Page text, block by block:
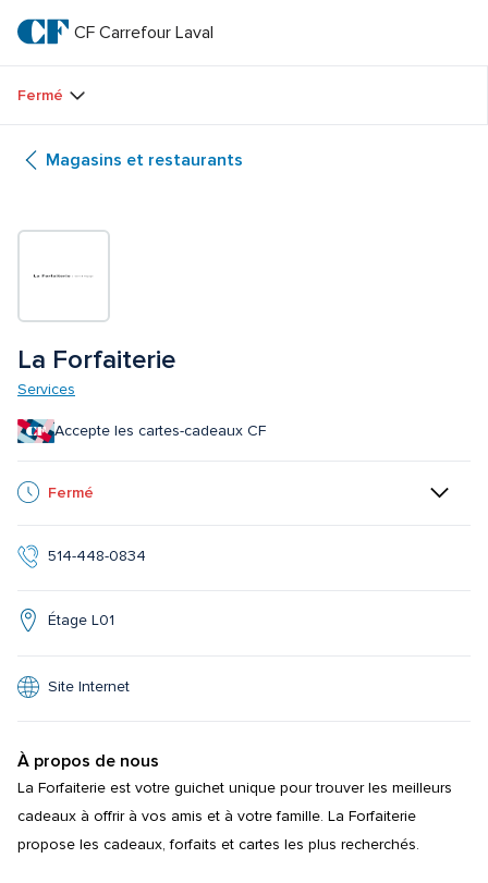
texte
principal
CF
Carrefour
Laval
CF Carrefour Laval
Fermé
Magasins et restaurants
La Forfaiterie
Services
Accepte les cartes-cadeaux CF
Fermé
514-448-0834
Étage L01
Site Internet
À propos de nous
La Forfaiterie est votre guichet unique pour trouver les meilleurs
cadeaux à offrir à vos amis et à votre famille. La Forfaiterie
propose les cadeaux, forfaits et cartes les plus recherchés.